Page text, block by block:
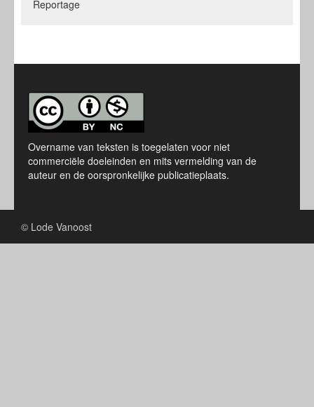
Reportage
Overname van teksten is toegelaten voor niet
commerciële doeleinden en mits vermelding van de
auteur en de oorspronkelijke publicatieplaats.
© Lode Vanoost